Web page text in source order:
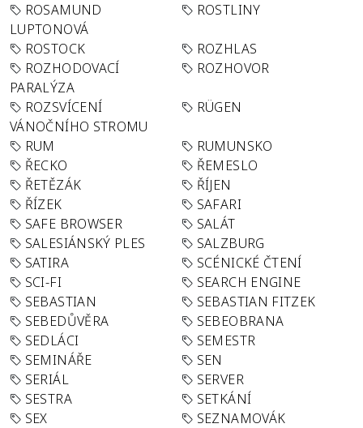
ROSAMUND
LUPTONOVÁ
ROSTLINY
ROSTOCK
ROZHLAS
ROZHODOVACÍ
PARALÝZA
ROZHOVOR
ROZSVÍCENÍ
VÁNOČNÍHO STROMU
RÜGEN
RUM
RUMUNSKO
ŘECKO
ŘEMESLO
ŘETĚZÁK
ŘÍJEN
ŘÍZEK
SAFARI
SAFE BROWSER
SALÁT
SALESIÁNSKÝ PLES
SALZBURG
SATIRA
SCÉNICKÉ ČTENÍ
SCI-FI
SEARCH ENGINE
SEBASTIAN
SEBASTIAN FITZEK
SEBEDŮVĚRA
SEBEOBRANA
SEDLÁCI
SEMESTR
SEMINÁŘE
SEN
SERIÁL
SERVER
SESTRA
SETKÁNÍ
SEX
SEZNAMOVÁK